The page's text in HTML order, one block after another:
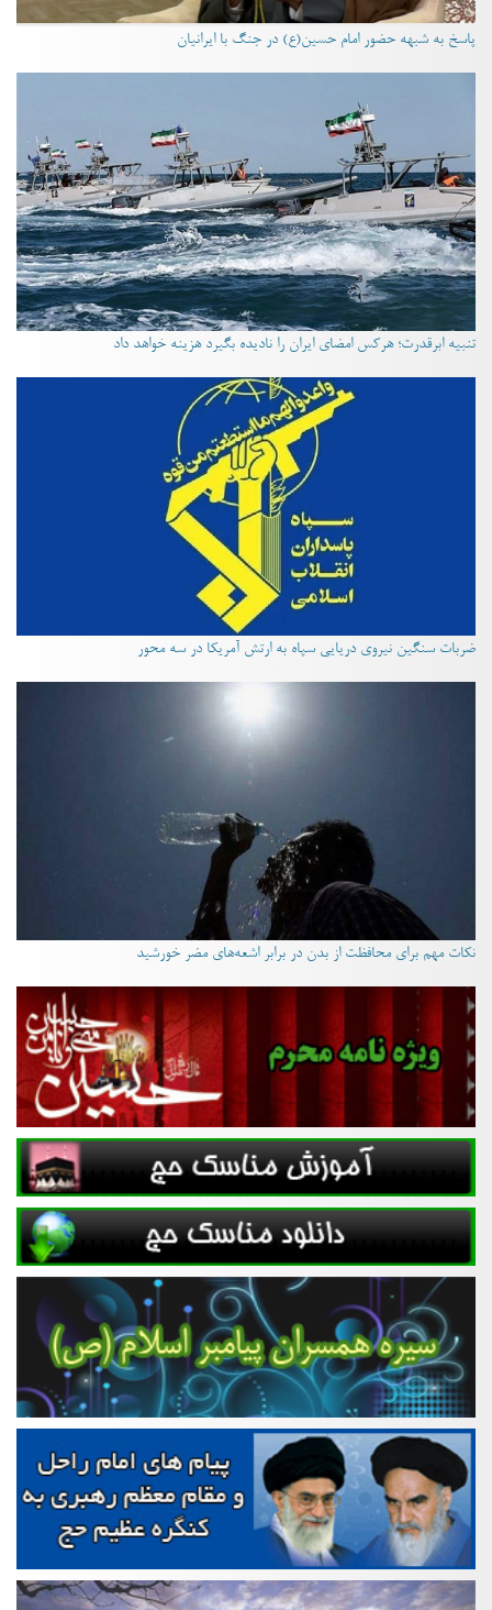
پاسخ به شبهه حضور امام حسین(ع) در جنگ با ایرانیان
تنبیه ابرقدرت؛ هرکس امضای ایران را نادیده بگیرد هزینه خواهد داد
ضربات سنگین نیروی دریایی سپاه به ارتش آمریکا در سه محور
نکات مهم برای محافظت از بدن در برابر اشعه‌های مضر خورشید